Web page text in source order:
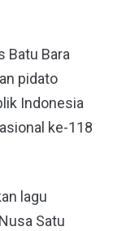
Batu Bara
pidato
Indonesia
ke-118
lagu
Satu